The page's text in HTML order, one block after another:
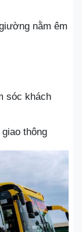
nằm êm
sóc khách
thông